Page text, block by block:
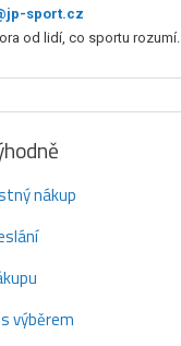
sport.cz
od lidí, co sportu rozumí.
nákup
výběrem